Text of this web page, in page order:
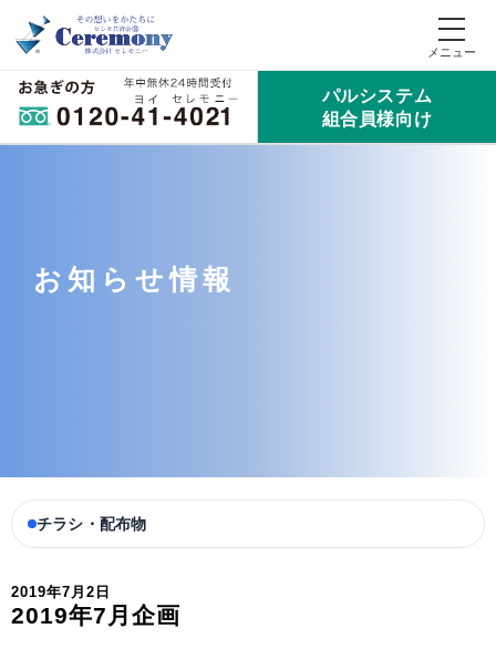
パルシステム
組合員様向け
お知らせ情報
チラシ・配布物
2019年7月2日
2019年7月企画